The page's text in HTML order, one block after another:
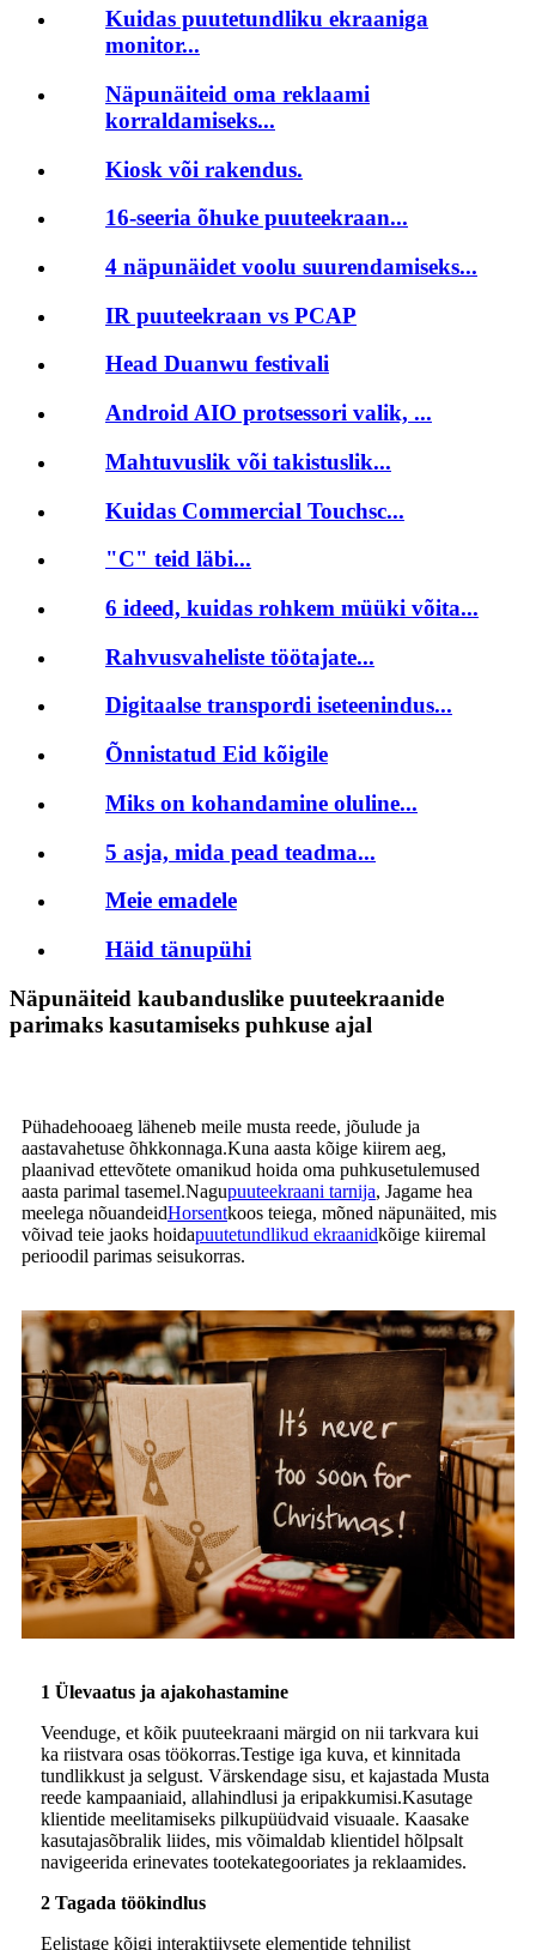
Kuidas puutetundliku ekraaniga
monitor...
Näpunäiteid oma reklaami
korraldamiseks...
Kiosk või rakendus.
16-seeria õhuke puuteekraan...
4 näpunäidet voolu suurendamiseks...
IR puuteekraan vs PCAP
Head Duanwu festivali
Android AIO protsessori valik, ...
Mahtuvuslik või takistuslik...
Kuidas Commercial Touchsc...
"C" teid läbi...
6 ideed, kuidas rohkem müüki võita...
Rahvusvaheliste töötajate...
Digitaalse transpordi iseteenindus...
Õnnistatud Eid kõigile
Miks on kohandamine oluline...
5 asja, mida pead teadma...
Meie emadele
Häid tänupühi
Näpunäiteid kaubanduslike puuteekraanide
parimaks kasutamiseks puhkuse ajal
Pühadehooaeg läheneb meile musta reede, jõulude ja
aastavahetuse õhkkonnaga.Kuna aasta kõige kiirem aeg,
plaanivad ettevõtete omanikud hoida oma puhkusetulemused
aasta parimal tasemel.Nagupuuteekraani tarnija, Jagame hea
meelega nõuandeidHorsentkoos teiega, mõned näpunäited, mis
võivad teie jaoks hoidapuutetundlikud ekraanidkõige kiiremal
perioodil parimas seisukorras.
1 Ülevaatus ja ajakohastamine
Veenduge, et kõik puuteekraani märgid on nii tarkvara kui
ka riistvara osas töökorras.Testige iga kuva, et kinnitada
tundlikkust ja selgust. Värskendage sisu, et kajastada Musta
reede kampaaniaid, allahindlusi ja eripakkumisi.Kasutage
klientide meelitamiseks pilkupüüdvaid visuaale. Kaasake
kasutajasõbralik liides, mis võimaldab klientidel hõlpsalt
navigeerida erinevates tootekategooriates ja reklaamides.
2 Tagada töökindlus
Eelistage kõigi interaktiivsete elementide tehnilist